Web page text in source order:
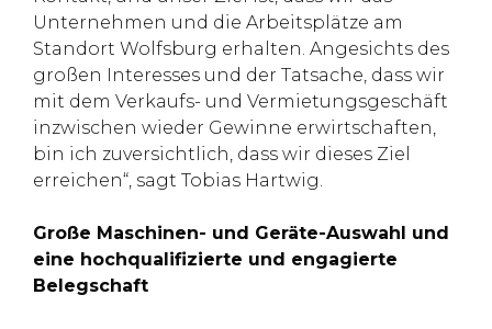
Unternehmen und die Arbeitsplätze am
Standort Wolfsburg erhalten. Angesichts des
großen Interesses und der Tatsache, dass wir
mit dem Verkaufs- und Vermietungsgeschäft
inzwischen wieder Gewinne erwirtschaften,
bin ich zuversichtlich, dass wir dieses Ziel
erreichen“, sagt Tobias Hartwig.
Große Maschinen- und Geräte-Auswahl und
eine hochqualifizierte und engagierte
Belegschaft